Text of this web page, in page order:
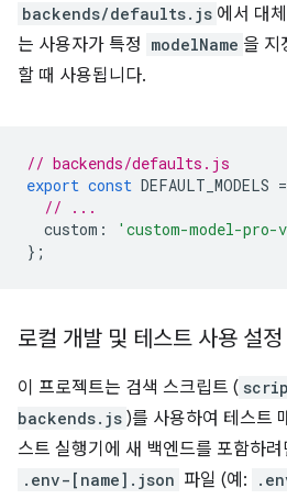
backends/defaults.js 에서 대
는 사용자가 특정 modelName 을 지
할 때 사용됩니다.
// backends/defaults.js
export const DEFAULT_MODELS =
// ...
custom : 'custom-model-pro-
};
로컬 개발 및 테스트 사용 설정
이 프로젝트는 검색 스크립트 (
backends.js )를 사용하여 테스트
스트 실행기에 새 백엔드를 포함하려
.env-[name].json 파일 (예: